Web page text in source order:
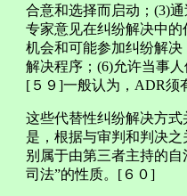
合意和选择而启动；(3)
专家意见在纠纷解决中
机会和可能参加纠纷解
解决程序；(6)允许当事
[５９]一般认为，ADR须
这些代替性纠纷解决方
是，根据与审判和判决
别属于由第三者主持的
司法”的性质。[６０]